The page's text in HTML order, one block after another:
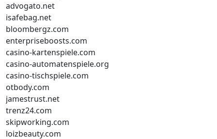
advogato.net
isafebag.net
bloombergz.com
enterpriseboosts.com
casino-kartenspiele.com
casino-automatenspiele.org
casino-tischspiele.com
otbody.com
jamestrust.net
trenz24.com
skipworking.com
loizbeauty.com